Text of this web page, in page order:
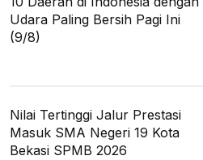
Udara Paling Bersih Pagi Ini
(9/8)
Nilai Tertinggi Jalur Prestasi
Masuk SMA Negeri 19 Kota
Bekasi SPMB 2026